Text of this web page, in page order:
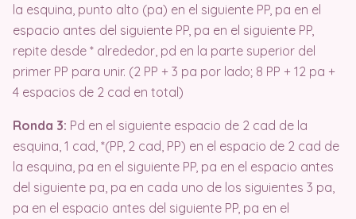
la esquina, punto alto (pa) en el siguiente PP, pa en el
espacio antes del siguiente PP, pa en el siguiente PP,
repite desde * alrededor, pd en la parte superior del
primer PP para unir. (2 PP + 3 pa por lado; 8 PP + 12 pa +
4 espacios de 2 cad en total)
Ronda 3: Pd en el siguiente espacio de 2 cad de la
esquina, 1 cad, *(PP, 2 cad, PP) en el espacio de 2 cad de
la esquina, pa en el siguiente PP, pa en el espacio antes
del siguiente pa, pa en cada uno de los siguientes 3 pa,
pa en el espacio antes del siguiente PP, pa en el